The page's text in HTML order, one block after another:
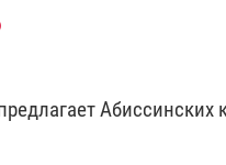
Абиссинских